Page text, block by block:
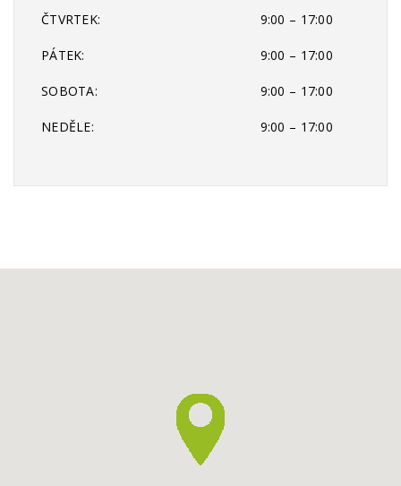
ČTVRTEK: 9:00 – 17:00
PÁTEK: 9:00 – 17:00
SOBOTA: 9:00 – 17:00
NEDĚLE: 9:00 – 17:00